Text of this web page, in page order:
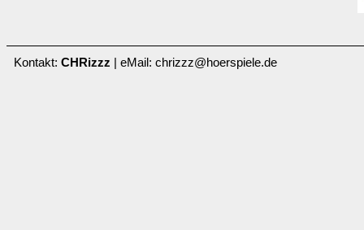
Kontakt: CHRizzz | eMail: chrizzz@hoerspiele.de